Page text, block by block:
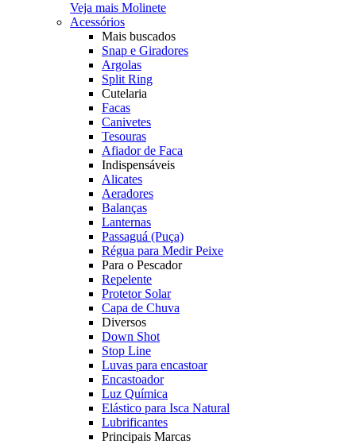
Veja mais Molinete
Acessórios
Mais buscados
Snap e Giradores
Argolas
Split Ring
Cutelaria
Facas
Canivetes
Tesouras
Afiador de Faca
Indispensáveis
Alicates
Aeradores
Balanças
Lanternas
Passaguá (Puça)
Régua para Medir Peixe
Para o Pescador
Repelente
Protetor Solar
Capa de Chuva
Diversos
Down Shot
Stop Line
Luvas para encastoar
Encastoador
Luz Química
Elástico para Isca Natural
Lubrificantes
Principais Marcas